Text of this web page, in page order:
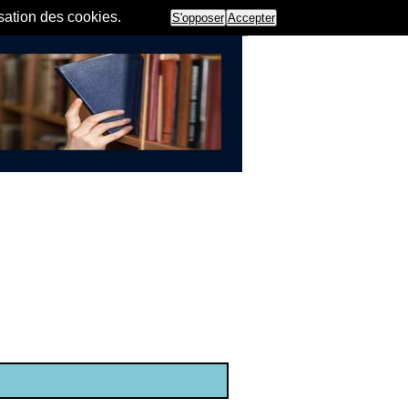
des cookies. S'opposer Accepter